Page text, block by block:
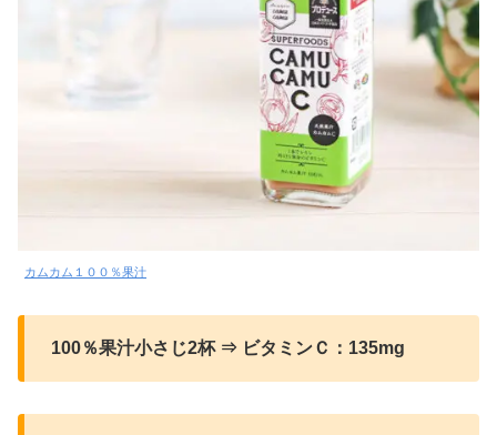
カムカム１００％果汁
100％果汁小さじ2杯 ⇒ ビタミンＣ：135mg